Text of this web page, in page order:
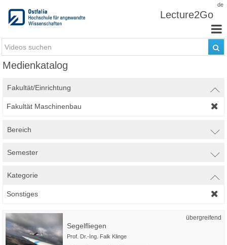
de
Lecture2Go
Medienkatalog
Fakultät/Einrichtung
Fakultät Maschinenbau
Bereich
Semester
Kategorie
Sonstiges
übergreifend
Segelfliegen
Prof. Dr.-Ing. Falk Klinge